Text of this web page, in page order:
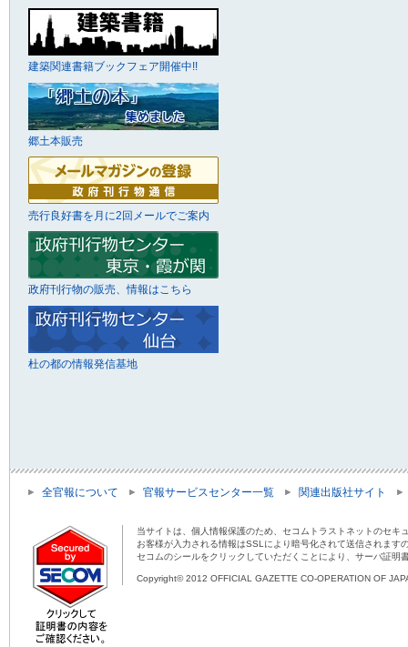
建築関連書籍ブックフェア開催中!!
郷土本販売
売行良好書を月に2回メールでご案内
政府刊行物の販売、情報はこちら
杜の都の情報発信基地
全官報について 官報サービスセンター一覧 関連出版社サイト
当サイトは、個人情報保護のため、セコムトラストネットのセキ
お客様が入力される情報はSSLにより暗号化されて送信されま
セコムのシールをクリックしていただくことにより、サーバ証明
Copyright© 2012 OFFICIAL GAZETTE CO-OPERATION OF